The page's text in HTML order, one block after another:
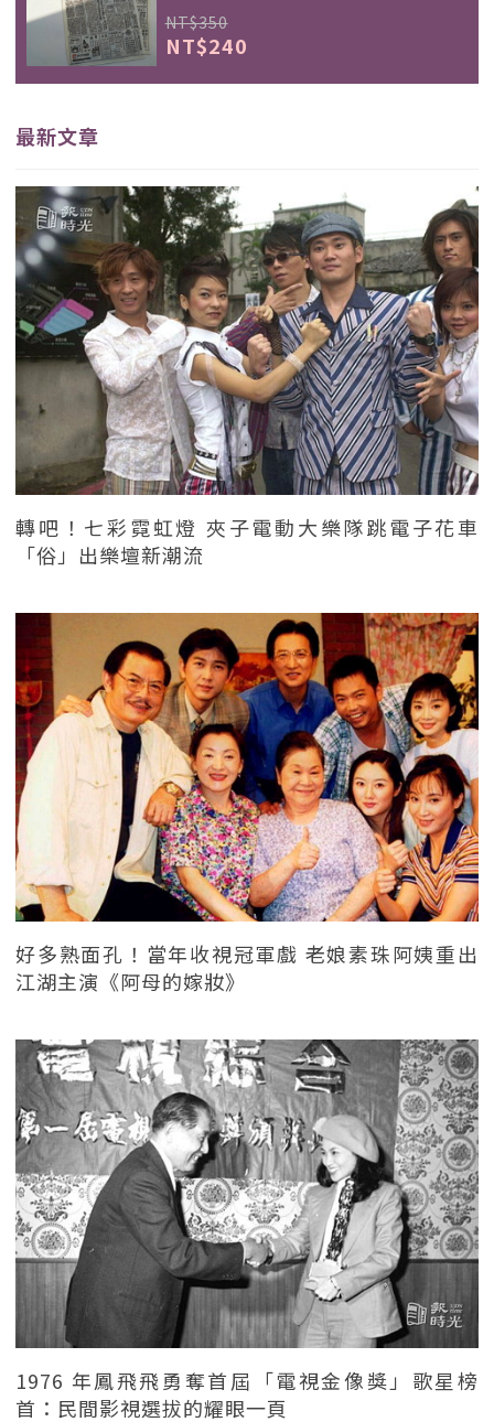
NT$350
NT$240
最新文章
轉吧！七彩霓虹燈 夾子電動大樂隊跳電子花車
「俗」出樂壇新潮流
好多熟面孔！當年收視冠軍戲 老娘素珠阿姨重出
江湖主演《阿母的嫁妝》
1976 年鳳飛飛勇奪首屆「電視金像獎」歌星榜
首：民間影視選拔的耀眼一頁